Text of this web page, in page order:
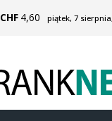
CHF 4,60 piątek, 7